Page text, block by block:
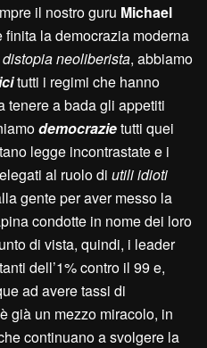
il nostro guru Michael
finita la democrazia moderna
distopia neoliberista, abbiamo
tutti i regimi che hanno
tenere a bada gli appetiti
democrazietutti quei
legge incontrastate e i
al ruolo di utili idioti
gente per aver messo la
condotte in nome dei loro
di vista, quindi, i leader
dell’1% contro il 99 e,
ad avere tassi di
già un mezzo miracolo, in
continuano a svolgere la